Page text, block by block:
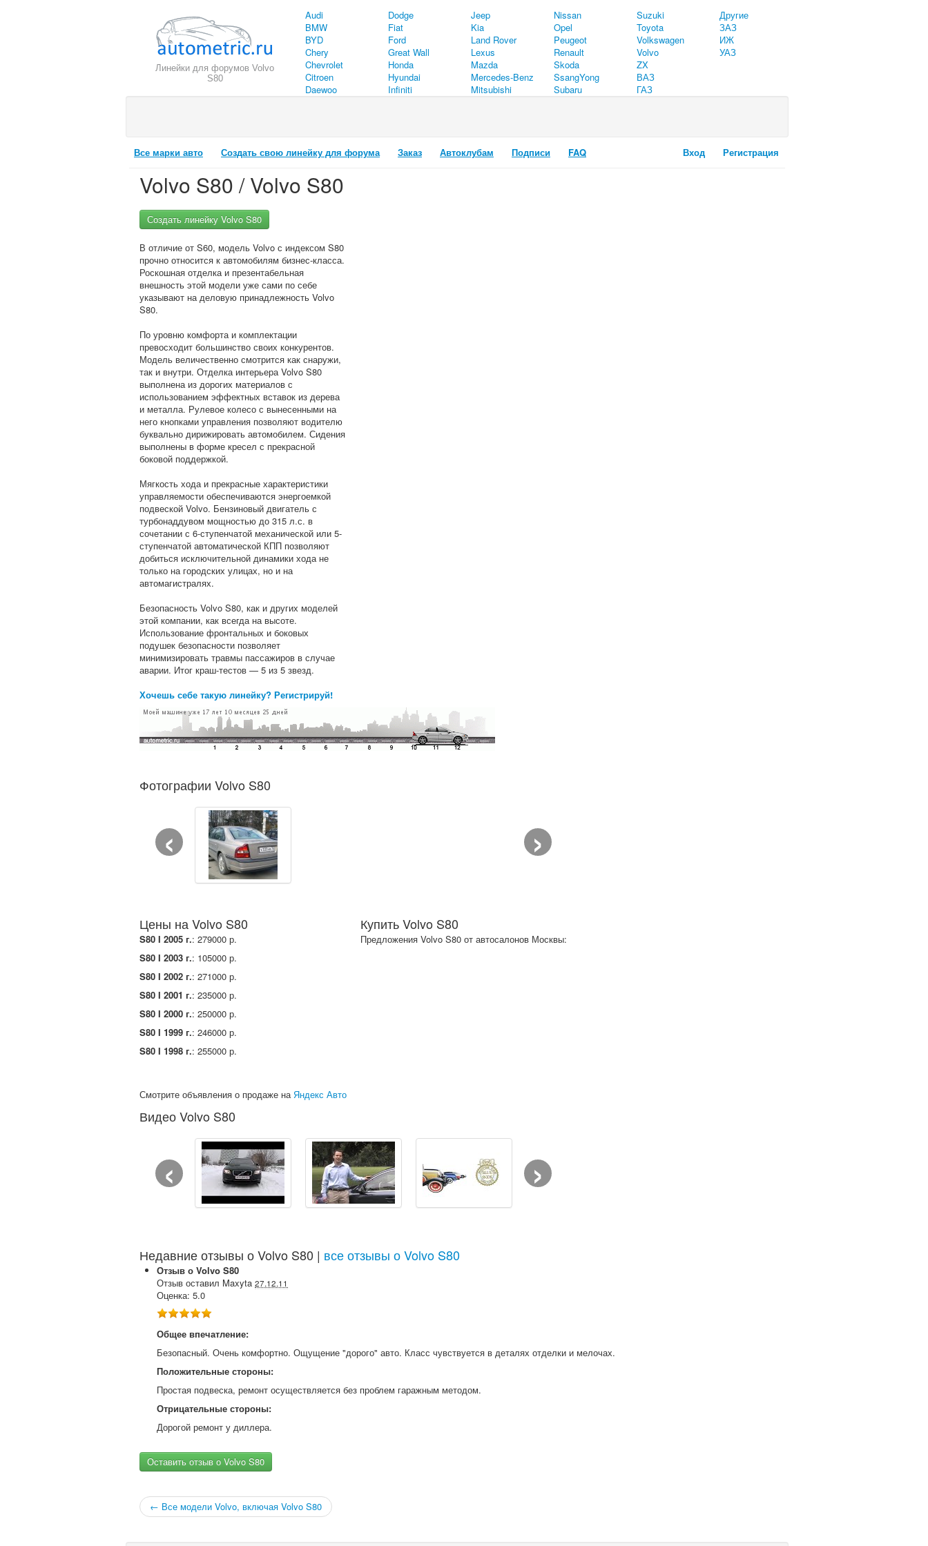
Линейки для форумов Volvo
S80
Audi
BMW
BYD
Chery
Chevrolet
Citroen
Daewoo
Dodge
Fiat
Ford
Great Wall
Honda
Hyundai
Infiniti
Jeep
Kia
Land Rover
Lexus
Mazda
Mercedes-Benz
Mitsubishi
Nissan
Opel
Peugeot
Renault
Skoda
SsangYong
Subaru
Suzuki
Toyota
Volkswagen
Volvo
ZX
ВАЗ
ГАЗ
Другие
ЗАЗ
ИЖ
УАЗ
Вход Регистрация
Все марки авто Создать свою линейку для форума Заказ Автоклубам Подписи FAQ
Volvo S80 / Volvo S80
Создать линейку Volvo S80
В отличие от S60, модель Volvo с индексом S80
прочно относится к автомобилям бизнес-класса.
Роскошная отделка и презентабельная
внешность этой модели уже сами по себе
указывают на деловую принадлежность Volvo
S80.
По уровню комфорта и комплектации
превосходит большинство своих конкурентов.
Модель величественно смотрится как снаружи,
так и внутри. Отделка интерьера Volvo S80
выполнена из дорогих материалов с
использованием эффектных вставок из дерева
и металла. Рулевое колесо с вынесенными на
него кнопками управления позволяют водителю
буквально дирижировать автомобилем. Сидения
выполнены в форме кресел с прекрасной
боковой поддержкой.
Мягкость хода и прекрасные характеристики
управляемости обеспечиваются энергоемкой
подвеской Volvo. Бензиновый двигатель с
турбонаддувом мощностью до 315 л.с. в
сочетании с 6-ступенчатой механической или 5-
ступенчатой автоматической КПП позволяют
добиться исключительной динамики хода не
только на городских улицах, но и на
автомагистралях.
Безопасность Volvo S80, как и других моделей
этой компании, как всегда на высоте.
Использование фронтальных и боковых
подушек безопасности позволяет
минимизировать травмы пассажиров в случае
аварии. Итог краш-тестов — 5 из 5 звезд.
Хочешь себе такую линейку? Регистрируй!
Фотографии Volvo S80
‹ ›
Цены на Volvo S80
S80 I 2005 г.: 279000 р.
S80 I 2003 г.: 105000 р.
S80 I 2002 г.: 271000 р.
S80 I 2001 г.: 235000 р.
S80 I 2000 г.: 250000 р.
S80 I 1999 г.: 246000 р.
S80 I 1998 г.: 255000 р.
Смотрите объявления о продаже наЯндекс Авто
Купить Volvo S80
Предложения Volvo S80 от автосалонов Москвы:
Видео Volvo S80
‹ ›
Недавние отзывы о Volvo S80 | все отзывы о Volvo S80
Отзыв о Volvo S80
Отзыв оставил Maxyta 27.12.11
Оценка: 5.0
Общее впечатление:
Безопасный. Очень комфортно. Ощущение "дорого" авто. Класс чувствуется в деталях отделки и мелочах.
Положительные стороны:
Простая подвеска, ремонт осуществляется без проблем гаражным методом.
Отрицательные стороны:
Дорогой ремонт у диллера.
Оставить отзыв о Volvo S80
← Все модели Volvo, включая Volvo S80